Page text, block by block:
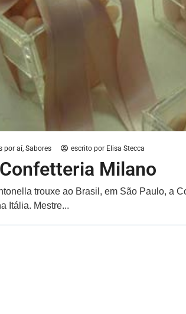
por aí, Sabores escrito porElisa Stecca
Milano
trouxe ao Brasil, em São Paulo, a
Itália. Mestre...